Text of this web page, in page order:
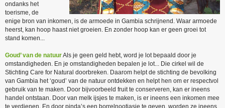
ondanks het
toerisme, de
enige bron van inkomen, is de armoede in Gambia schrijnend. Waar armoede
heerst, kan hoop haast niet groeien. En zonder hoop kan er geen groei tot
stand komen...
Goud’ van de natuurAls je geen geld hebt, word je lot bepaald door je
omstandigheden. En je omstandigheden bepalen je lot... Die cirkel wil de
Stichting Care for Natural doorbreken. Daarom helpt de stichting de bevolking
van Gambia het ‘goud’ van de natuur ontdekken en helpt hen om er respectvol
gebruik van te maken. Door bijvoorbeeld fruit te conserveren, kan er ineens
handel ontstaan. Door van melk ijsjes te maken, is er ineens een inkomen mee